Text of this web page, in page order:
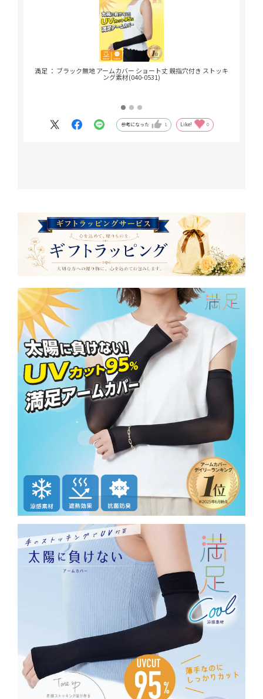
満足 ： ブラック無地 アームカバー ショート丈 親指穴付き ストッキ
ング素材(040-0531)
参考になった 1 Like! 0